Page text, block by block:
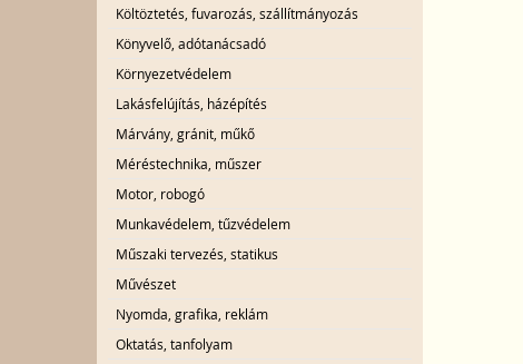
Költöztetés, fuvarozás, szállítmányozás
Könyvelő, adótanácsadó
Környezetvédelem
Lakásfelújítás, házépítés
Márvány, gránit, műkő
Méréstechnika, műszer
Motor, robogó
Munkavédelem, tűzvédelem
Műszaki tervezés, statikus
Művészet
Nyomda, grafika, reklám
Oktatás, tanfolyam